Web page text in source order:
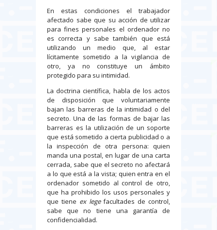
En estas condiciones el trabajador
afectado sabe que su acción de utilizar
para fines personales el ordenador no
es correcta y sabe también que está
utilizando un medio que, al estar
lícitamente sometido a la vigilancia de
otro, ya no constituye un ámbito
protegido para su intimidad.
La doctrina científica, habla de los actos
de disposición que voluntariamente
bajan las barreras de la intimidad o del
secreto. Una de las formas de bajar las
barreras es la utilización de un soporte
que está sometido a cierta publicidad o a
la inspección de otra persona: quien
manda una postal, en lugar de una carta
cerrada, sabe que el secreto no afectará
a lo que está a la vista; quien entra en el
ordenador sometido al control de otro,
que ha prohibido los usos personales y
que tiene ex legefacultades de control,
sabe que no tiene una garantía de
confidencialidad.